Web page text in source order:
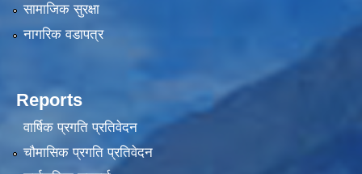
सामाजिक सुरक्षा
नागरिक वडापत्र
Reports
वार्षिक प्रगति प्रतिवेदन
चौमासिक प्रगति प्रतिवेदन